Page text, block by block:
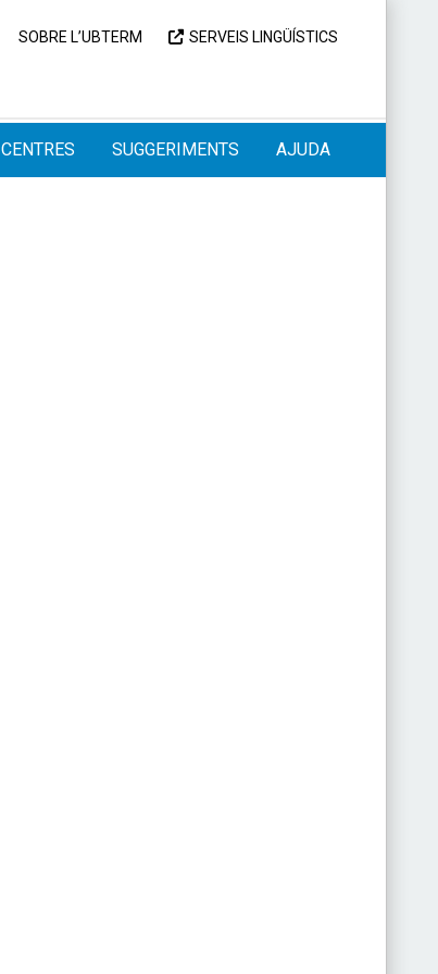
SOBRE L’UBTERM SERVEIS LINGÜÍSTICS
CENTRES SUGGERIMENTS AJUDA